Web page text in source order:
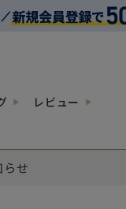
レビュー
せ